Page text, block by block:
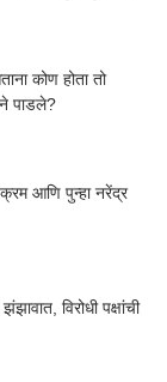
कोण होता तो
पाडले?
आणि पुन्हा नरेंद्र
विरोधी पक्षांची